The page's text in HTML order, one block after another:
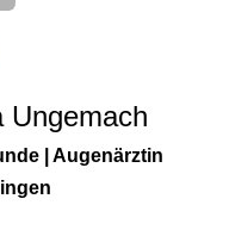
Ungemach
| Augenärztin